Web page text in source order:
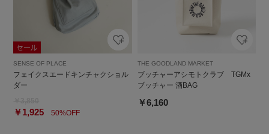
SENSE OF PLACE
フェイクスエードキンチャクショル
ダー
￥1,925 50%OFF
THE GOODLAND MARKET
ブッチャーアシモトクラブ TGMx
ブッチャー 酒BAG
￥6,160